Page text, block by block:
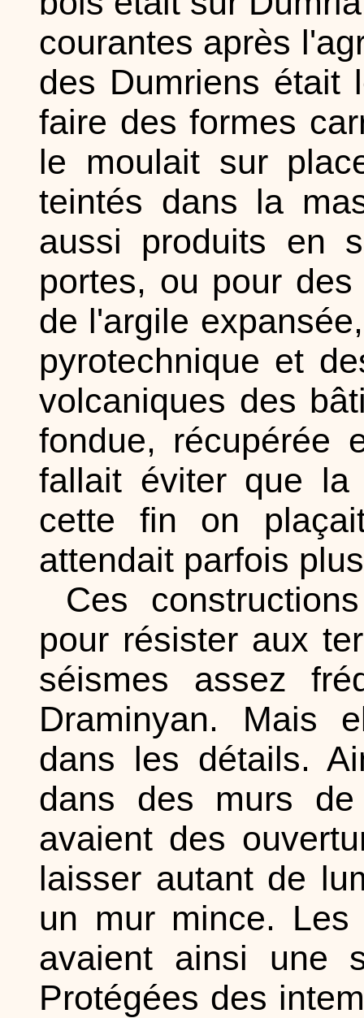
courantes après
des Dumriens était
faire des formes
le moulait sur
teintés dans la
aussi produits en
portes, ou pour
de l'argile
pyrotechnique et
volcaniques des
fondue, récupérée
fallait éviter que la
cette fin on
attendait parfois
Ces
pour résister aux
séismes assez
Draminyan. Mais
dans les détails.
dans des murs
avaient des
laisser autant de
un mur mince. Les
avaient ainsi une
Protégées des